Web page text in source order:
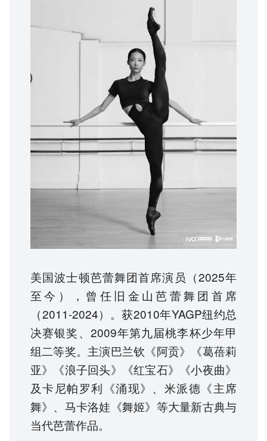
美国波士顿芭蕾舞团首席演员（2025年
至今），曾任旧金山芭蕾舞团首席
（2011-2024）。获2010年YAGP纽约总
决赛银奖、2009年第九届桃李杯少年甲
组二等奖。主演巴兰钦《阿贡》《葛蓓莉
亚》《浪子回头》《红宝石》《小夜曲》
及卡尼帕罗利《涌现》、米派德《主席
舞》、马卡洛娃《舞姬》等大量新古典与
当代芭蕾作品。